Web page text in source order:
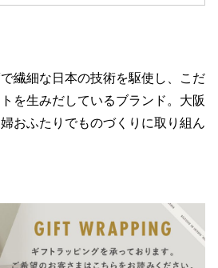
繊細な日本の技術を駆使し、こだ
を生みだしているブランド。大阪
おふたりでものづくりに取り組ん